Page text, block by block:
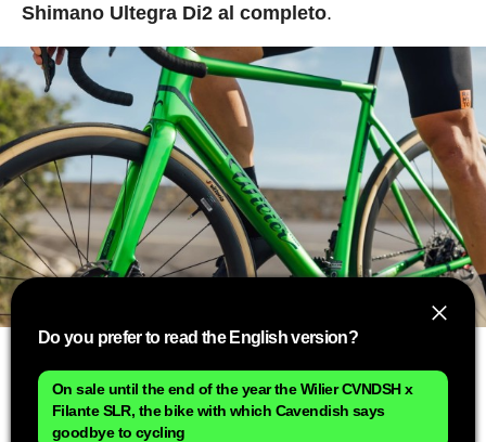
Shimano Ultegra Di2 al completo.
Verticale SLR 2024y echarle un ojo a la gama
completa y precios.
Do you prefer to read the English version?
On sale until the end of the year the Wilier CVNDSH x
Filante SLR, the bike with which Cavendish says
goodbye to cycling